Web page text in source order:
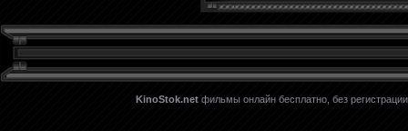
KinoStok.net фильмы онлайн бесплатно, без